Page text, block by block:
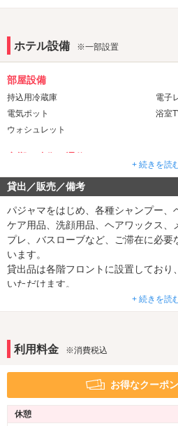
ホテル設備 ※一部設置
部屋設備
持込用冷蔵庫
電子
電気ポット
浴室
ウォシュレット
カラオケ
Wi-Fi
Android充電器
DVDプレーヤー
クロ
アメニティ
セレクトシャンプー
コスプレ ※一部 バス
和室 ※一部
3名
+ 続きを読
貸出／販売／備考
パジャマをはじめ、各種シャンプー、
ケア用品、洗顔用品、ヘアワックス、
プレ、バスローブなど、ご滞在に必要
います。
貸出品は各階フロントに設置しており
いただけます。
急なご利用やお仕事帰りでも、手ぶら
無料ドリンクバー・アルコールバーも
+ 続きを読
利用料金 ※消費税込
お得なクーポ
休憩